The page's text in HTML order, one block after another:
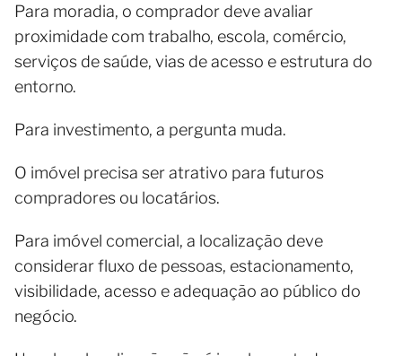
Para moradia, o comprador deve avaliar
proximidade com trabalho, escola, comércio,
serviços de saúde, vias de acesso e estrutura do
entorno.
Para investimento, a pergunta muda.
O imóvel precisa ser atrativo para futuros
compradores ou locatários.
Para imóvel comercial, a localização deve
considerar fluxo de pessoas, estacionamento,
visibilidade, acesso e adequação ao público do
negócio.